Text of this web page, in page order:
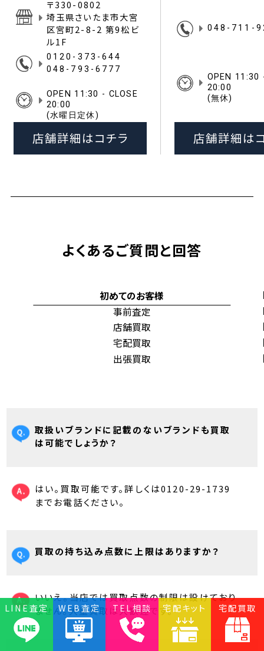
〒330-0802
埼玉県さいたま市大宮
区宮町2-8-2 第9松ビ
ル1F
0120-373-644
048-793-6777
OPEN 11:30 - CLOSE
20:00
(水曜日定休)
店舗詳細はコチラ
区仲町1-6-1
OPEN 11:30
20:00
店舗詳細は
よくあるご質問と回答
初めてのお客様
事前査定
店舗買取
宅配買取
出張買取
取扱いブランドに記載のないブランドも買取
は可能でしょうか？
はい。買取可能です。詳しくは0120-29-1739
までお電話ください。
買取の持ち込み点数に上限はありますか？
いいえ。当店では買取点数の制限は設けており
ません。大量買取は大歓迎です。
LINE査定 WEB査定 TEL相談 宅配キット 宅配買取